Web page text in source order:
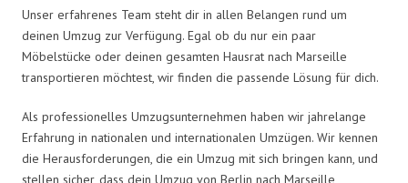
Unser erfahrenes Team steht dir in allen Belangen rund um
deinen Umzug zur Verfügung. Egal ob du nur ein paar
Möbelstücke oder deinen gesamten Hausrat nach Marseille
transportieren möchtest, wir finden die passende Lösung für dich.
Als professionelles Umzugsunternehmen haben wir jahrelange
Erfahrung in nationalen und internationalen Umzügen. Wir kennen
die Herausforderungen, die ein Umzug mit sich bringen kann, und
stellen sicher, dass dein Umzug von Berlin nach Marseille